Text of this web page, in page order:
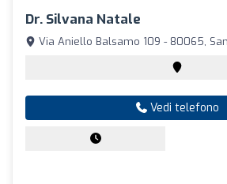
Dr. Silvana Natale
Via Aniello Balsamo 109 - 80065,
Vedi telefono